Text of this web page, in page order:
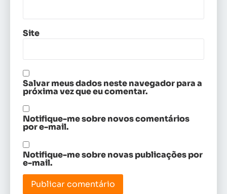
Site
Salvar meus dados neste navegador para a
próxima vez que eu comentar.
Notifique-me sobre novos comentários
por e-mail.
Notifique-me sobre novas publicações por
e-mail.